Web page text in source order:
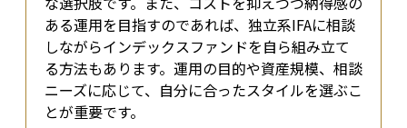
ある運用を目指すのであれば、独立系IFAに相談
しながらインデックスファンドを自ら組み立て
る方法もあります。運用の目的や資産規模、相談
ニーズに応じて、自分に合ったスタイルを選ぶこ
とが重要です。